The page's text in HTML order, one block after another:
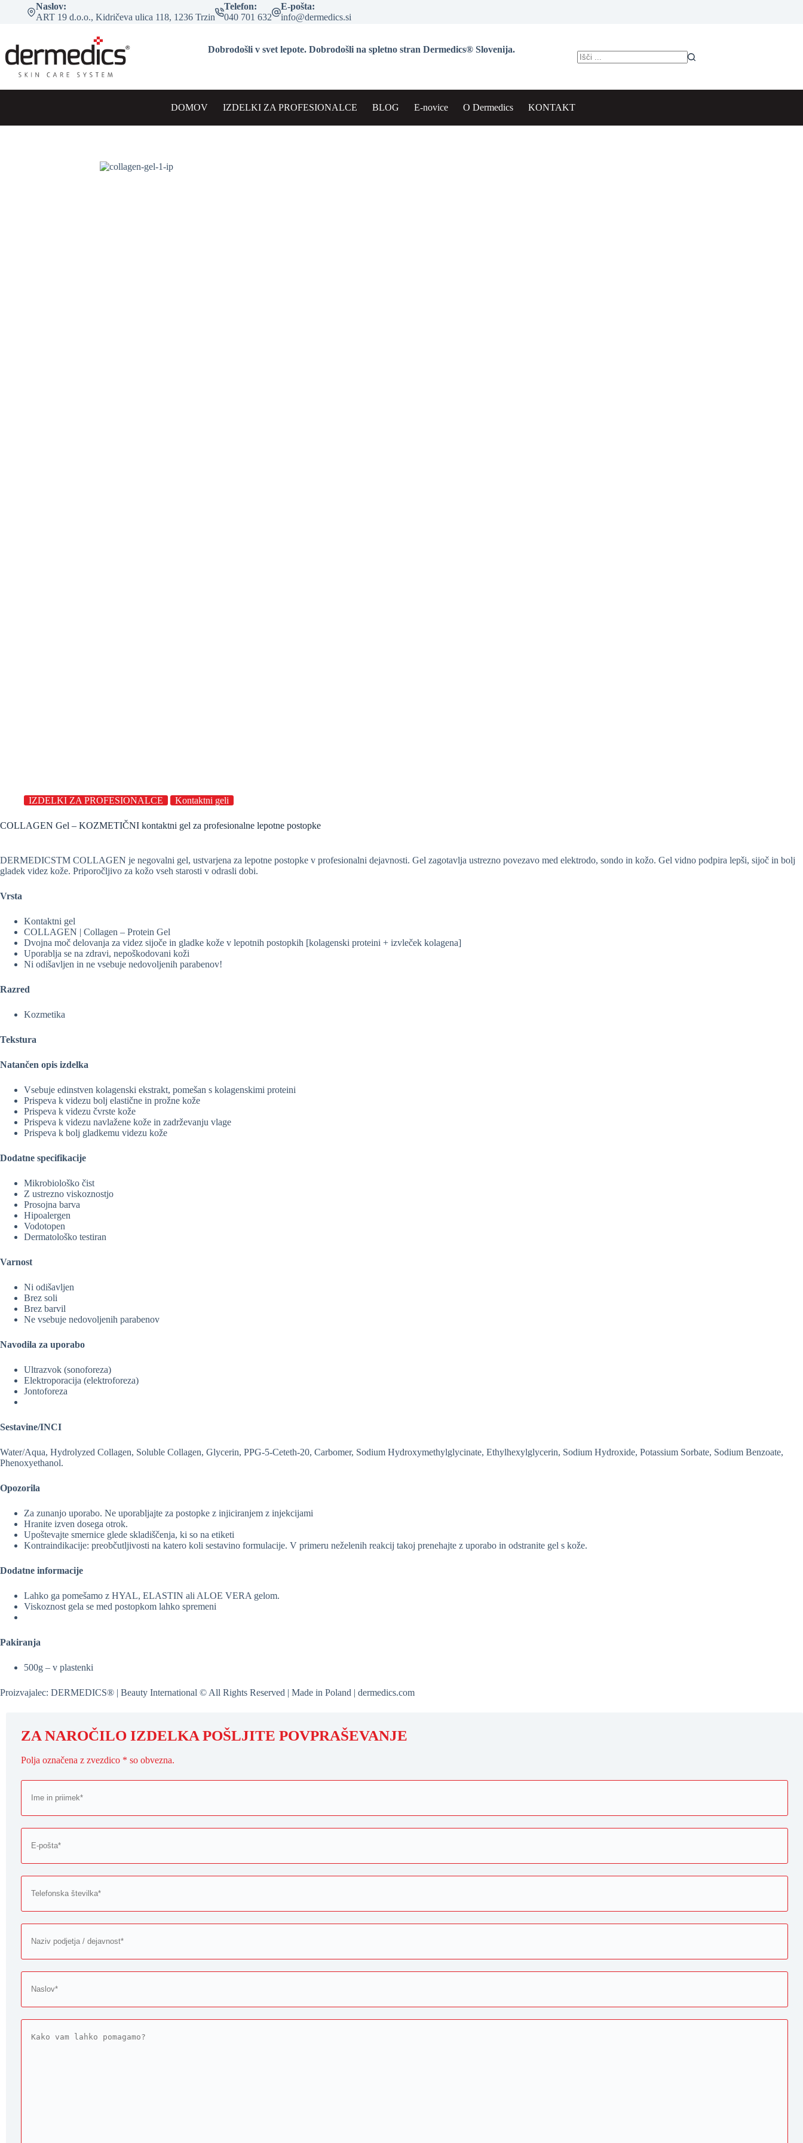
Naslov:
ART 19 d.o.o., Kidričeva ulica 118, 1236 Trzin
Telefon:
040 701 632
E-pošta:
info@dermedics.si
Dobrodošli v svet lepote. Dobrodošli na spletno stran Dermedics® Slovenija.
DOMOV IZDELKI ZA PROFESIONALCE BLOG E-novice O Dermedics KONTAKT
IZDELKI ZA PROFESIONALCE Kontaktni geli
COLLAGEN Gel – KOZMETIČNI kontaktni gel za profesionalne lepotne postopke
DERMEDICSTM COLLAGEN je negovalni gel, ustvarjena za lepotne postopke v profesionalni dejavnosti. Gel zagotavlja ustrezno povezavo med elektrodo, sondo in kožo. Gel vidno podpira lepši, sijoč in bolj
gladek videz kože. Priporočljivo za kožo vseh starosti v odrasli dobi.
Vrsta
Kontaktni gel
COLLAGEN | Collagen – Protein Gel
Dvojna moč delovanja za videz sijoče in gladke kože v lepotnih postopkih [kolagenski proteini + izvleček kolagena]
Uporablja se na zdravi, nepoškodovani koži
Ni odišavljen in ne vsebuje nedovoljenih parabenov!
Razred
Kozmetika
Tekstura
Natančen opis izdelka
Vsebuje edinstven kolagenski ekstrakt, pomešan s kolagenskimi proteini
Prispeva k videzu bolj elastične in prožne kože
Prispeva k videzu čvrste kože
Prispeva k videzu navlažene kože in zadrževanju vlage
Prispeva k bolj gladkemu videzu kože
Dodatne specifikacije
Mikrobiološko čist
Z ustrezno viskoznostjo
Prosojna barva
Hipoalergen
Vodotopen
Dermatološko testiran
Varnost
Ni odišavljen
Brez soli
Brez barvil
Ne vsebuje nedovoljenih parabenov
Navodila za uporabo
Ultrazvok (sonoforeza)
Elektroporacija (elektroforeza)
Jontoforeza
Sestavine/INCI
Water/Aqua, Hydrolyzed Collagen, Soluble Collagen, Glycerin, PPG-5-Ceteth-20, Carbomer, Sodium Hydroxymethylglycinate, Ethylhexylglycerin, Sodium Hydroxide, Potassium Sorbate, Sodium Benzoate,
Phenoxyethanol.
Opozorila
Za zunanjo uporabo. Ne uporabljajte za postopke z injiciranjem z injekcijami
Hranite izven dosega otrok.
Upoštevajte smernice glede skladiščenja, ki so na etiketi
Kontraindikacije: preobčutljivosti na katero koli sestavino formulacije. V primeru neželenih reakcij takoj prenehajte z uporabo in odstranite gel s kože.
Dodatne informacije
Lahko ga pomešamo z HYAL, ELASTIN ali ALOE VERA gelom.
Viskoznost gela se med postopkom lahko spremeni
Pakiranja
500g – v plastenki
Proizvajalec: DERMEDICS® | Beauty International © All Rights Reserved | Made in Poland | dermedics.com
ZA NAROČILO IZDELKA POŠLJITE POVPRAŠEVANJE
Polja označena z zvezdico * so obvezna.